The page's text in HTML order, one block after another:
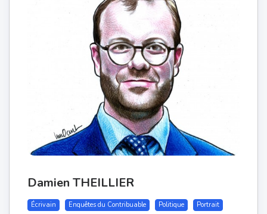
Damien THEILLIER
Écrivain Enquêtes du Contribuable Politique Portrait